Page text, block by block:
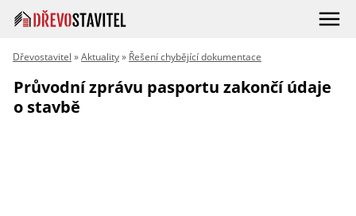
Dřevostavitel »Aktuality» Řešení chybějící dokumentace
Průvodní zprávu pasportu zakončí údaje
o stavbě